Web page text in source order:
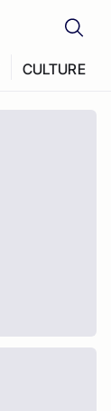
CULTURE